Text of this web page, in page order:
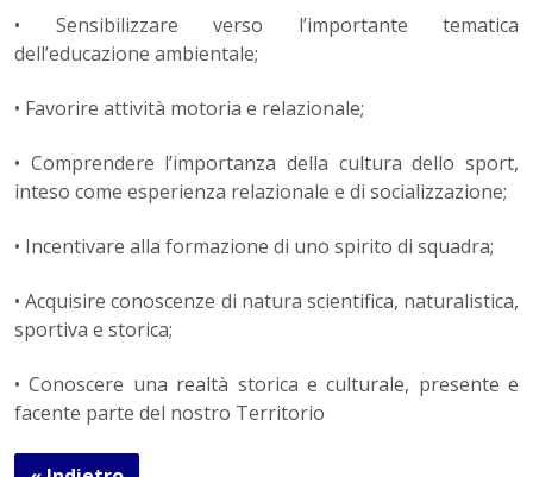
• Sensibilizzare verso l’importante tematica
dell’educazione ambientale;
• Favorire attività motoria e relazionale;
• Comprendere l’importanza della cultura dello sport,
inteso come esperienza relazionale e di socializzazione;
• Incentivare alla formazione di uno spirito di squadra;
• Acquisire conoscenze di natura scientifica, naturalistica,
sportiva e storica;
• Conoscere una realtà storica e culturale, presente e
facente parte del nostro Territorio